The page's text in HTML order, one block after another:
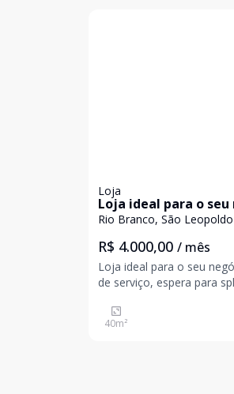
Loja
Loja ideal para o seu
Rio Branco, São Leopoldo
R$ 4.000,00 / mês
Loja ideal para o seu
de serviço, espera para
fluxo de trânsito e
40m²